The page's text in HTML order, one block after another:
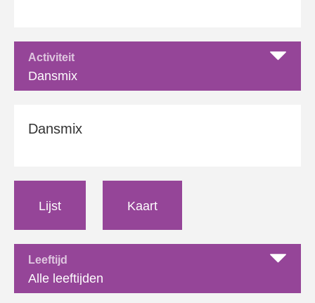
Activiteit
Dansmix
Dansmix
Lijst Kaart
Leeftijd
Alle leeftijden